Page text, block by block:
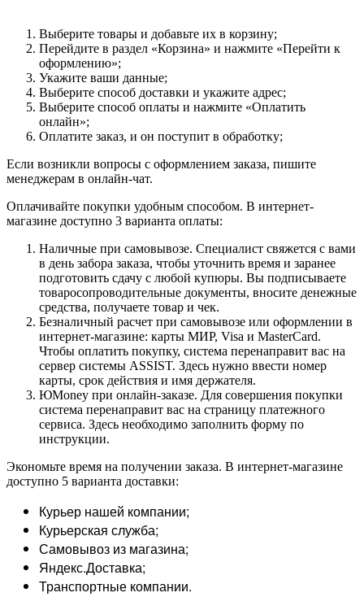
Выберите товары и добавьте их в корзину;
Перейдите в раздел «Корзина» и нажмите «Перейти к
оформлению»;
Укажите ваши данные;
Выберите способ доставки и укажите адрес;
Выберите способ оплаты и нажмите «Оплатить
онлайн»;
Оплатите заказ, и он поступит в обработку;
Если возникли вопросы с оформлением заказа, пишите
менеджерам в онлайн-чат.
Оплачивайте покупки удобным способом. В интернет-
магазине доступно 3 варианта оплаты:
Наличные при самовывозе. Специалист свяжется с вами
в день забора заказа, чтобы уточнить время и заранее
подготовить сдачу с любой купюры. Вы подписываете
товаросопроводительные документы, вносите денежные
средства, получаете товар и чек.
Безналичный расчет при самовывозе или оформлении в
интернет-магазине: карты МИР, Visa и MasterCard.
Чтобы оплатить покупку, система перенаправит вас на
сервер системы ASSIST. Здесь нужно ввести номер
карты, срок действия и имя держателя.
ЮMoney при онлайн-заказе. Для совершения покупки
система перенаправит вас на страницу платежного
сервиса. Здесь необходимо заполнить форму по
инструкции.
Экономьте время на получении заказа. В интернет-магазине
доступно 5 варианта доставки:
Курьер нашей компании;
Курьерская служба;
Самовывоз из магазина;
Яндекс.Доставка;
Транспортные компании.